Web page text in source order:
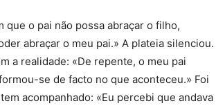
que o pai não possa abraçar o filho,
abraçar o meu pai.» A plateia silenciou.
a realidade: «De repente, o meu pai
se de facto no que aconteceu.» Foi
acompanhado: «Eu percebi que andava